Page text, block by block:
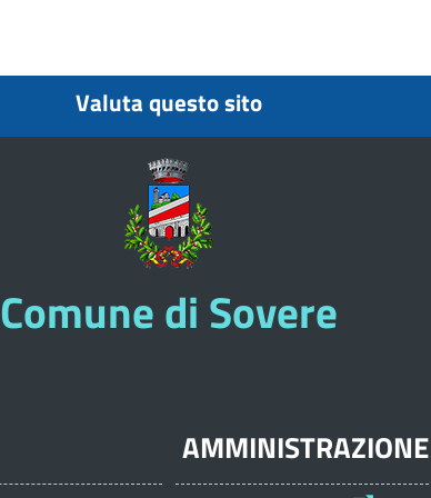
Valuta questo sito
Comune di Sovere